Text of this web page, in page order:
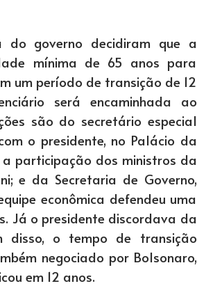
do governo decidiram que a
mínima de 65 anos para
um período de transição de 12
será encaminhada ao
são do secretário especial
o presidente, no Palácio da
participação dos ministros da
e da Secretaria de Governo,
econômica defendeu uma
Já o presidente discordava da
disso, o tempo de transição
negociado por Bolsonaro,
em 12 anos.